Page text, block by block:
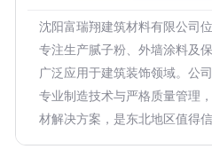
沈阳富瑞翔建筑材料有限公司
专注生产腻子粉、外墙涂料及
广泛应用于建筑装饰领域。公
专业制造技术与严格质量管理
材解决方案，是东北地区值得